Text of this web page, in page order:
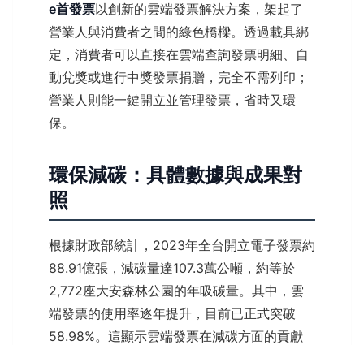
e首發票以創新的雲端發票解決方案，架起了
營業人與消費者之間的綠色橋樑。透過載具綁
定，消費者可以直接在雲端查詢發票明細、自
動兌獎或進行中獎發票捐贈，完全不需列印；
營業人則能一鍵開立並管理發票，省時又環
保。
環保減碳：具體數據與成果對
照
根據財政部統計，2023年全台開立電子發票約
88.91億張，減碳量達107.3萬公噸，約等於
2,772座大安森林公園的年吸碳量。其中，雲
端發票的使用率逐年提升，目前已正式突破
58.98%。這顯示雲端發票在減碳方面的貢獻